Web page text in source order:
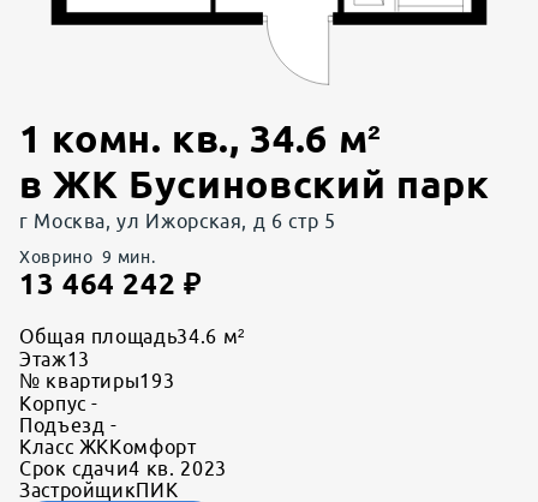
1 комн. кв., 34.6 м²
вЖК Бусиновский парк
г Москва, ул Ижорская, д 6 стр 5
Ховрино 9 мин.
13 464 242 ₽
Общая площадь34.6 м²
Этаж13
№ квартиры193
Корпус -
Подъезд -
Класс ЖККомфорт
Срок сдачи4 кв. 2023
ЗастройщикПИК